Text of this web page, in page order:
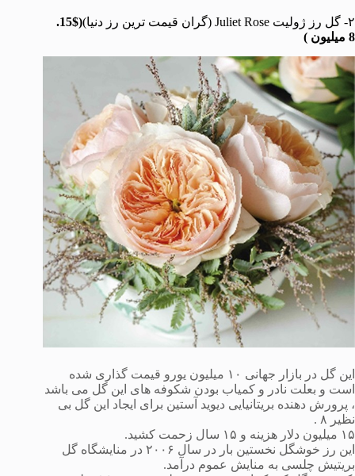
۲- گل رز ژولیت Juliet Rose (گران قیمت ترین رز دنیا)
($15.
8 میلیون
)
این گل در بازار جهانی ١٠ میلیون یورو قیمت گذاری شده
است و بعلت نادر و کمیاب بودن شکوفه های این گل می باشد
، پرورش دهنده بریتانیایی دیوید آستین برای ایجاد این گل بی
نظیر ۸ .
۱۵ میلیون دلار هزینه و ۱۵ سال زحمت کشید.
این رز خوشگل نخستین بار در سال ۲۰۰۶ در منایشگاه گل
بریتیش چلسی به منایش عموم درآمد.